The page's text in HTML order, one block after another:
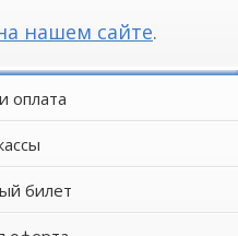
нашем сайте.
оплата
билет